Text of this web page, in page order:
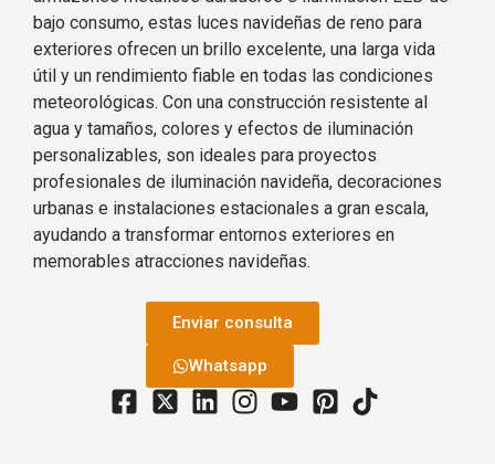
bajo consumo, estas luces navideñas de reno para
exteriores ofrecen un brillo excelente, una larga vida
útil y un rendimiento fiable en todas las condiciones
meteorológicas. Con una construcción resistente al
agua y tamaños, colores y efectos de iluminación
personalizables, son ideales para proyectos
profesionales de iluminación navideña, decoraciones
urbanas e instalaciones estacionales a gran escala,
ayudando a transformar entornos exteriores en
memorables atracciones navideñas.
Enviar consulta
Whatsapp